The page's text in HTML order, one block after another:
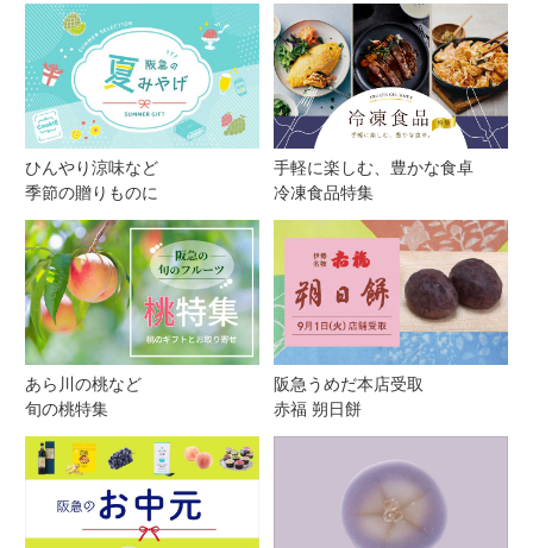
ひんやり涼味など
季節の贈りものに
手軽に楽しむ、豊かな食卓
冷凍食品特集
あら川の桃など
旬の桃特集
阪急うめだ本店受取
赤福 朔日餅